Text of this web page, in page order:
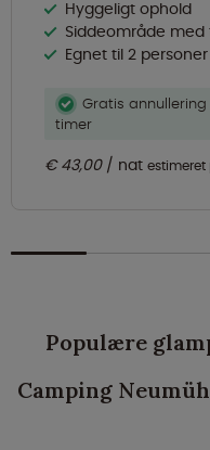
Hyggeligt ophold
Siddeområde med
Egnet til 2 personer
Gratis
timer
€ 43,00 nat estimeret
Populære
Camping